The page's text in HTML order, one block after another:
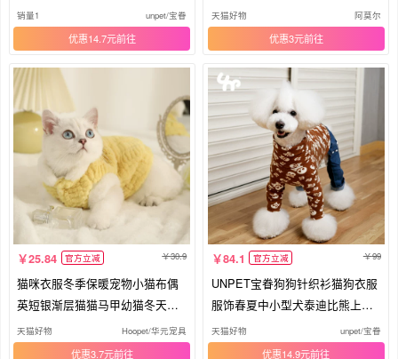
服
销量1 unpet/宝眷
优惠14.7元
服装
天猫好物 阿莫尔
优惠3元
25.84 官方立减 30.9
猫咪衣服冬季保暖宠物小猫布偶
英短银渐层猫猫马甲幼猫冬天秋
冬装
天猫好物 Hoopet/华元宠具
优惠3.7元
84.1 官方立减 99
UNPET宝眷狗狗针织衫猫狗衣服
服饰春夏中小型犬泰迪比熊上衣
图案
天猫好物 unpet/宝眷
优惠14.9元